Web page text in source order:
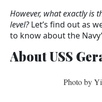
A versenyképes
Exec értékes
közbeszerzési politikát,
dinamikus helyzetről. A
szakértőknek és
naprakészek
However, what exactly is
level?Let’s find out as
to know about the
About USS
Photo by